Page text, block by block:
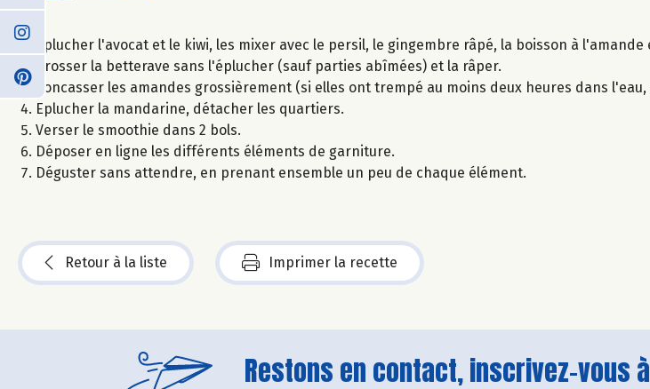
Eplucher l'avocat et le kiwi, les mixer avec le persil, le gingembre râpé, la boisson à
Brosser la betterave sans l'éplucher (sauf parties abîmées) et la râper.
Concasser les amandes grossièrement (si elles ont trempé au moins deux heures dans
Eplucher la mandarine, détacher les quartiers.
Verser le smoothie dans 2 bols.
Déposer en ligne les différents éléments de garniture.
Déguster sans attendre, en prenant ensemble un peu de chaque élément.
Retour à la liste Imprimer la recette
Restons en contact, inscrivez-vous